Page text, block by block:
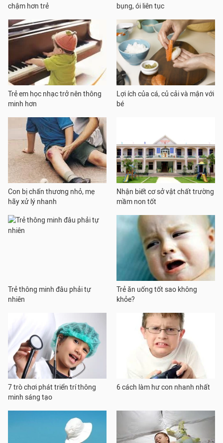
chậm hơn trẻ
bụng, ói liên tục
Trẻ em học nhạc trở nên thông
minh hơn
Lợi ích của cá, củ cải và mận với
bé
Con bị chấn thương nhỏ, mẹ
hãy xử lý nhanh
Nhận biết cơ sở vật chất trường
mầm non tốt
Trẻ thông minh đâu phải tự
nhiên
Trẻ ăn uống tốt sao không
khỏe?
7 trò chơi phát triển trí thông
minh sáng tạo
6 cách làm hư con nhanh nhất